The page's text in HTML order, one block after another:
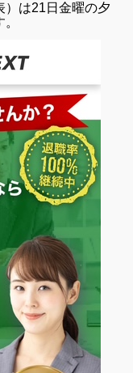
）は21日金曜の夕